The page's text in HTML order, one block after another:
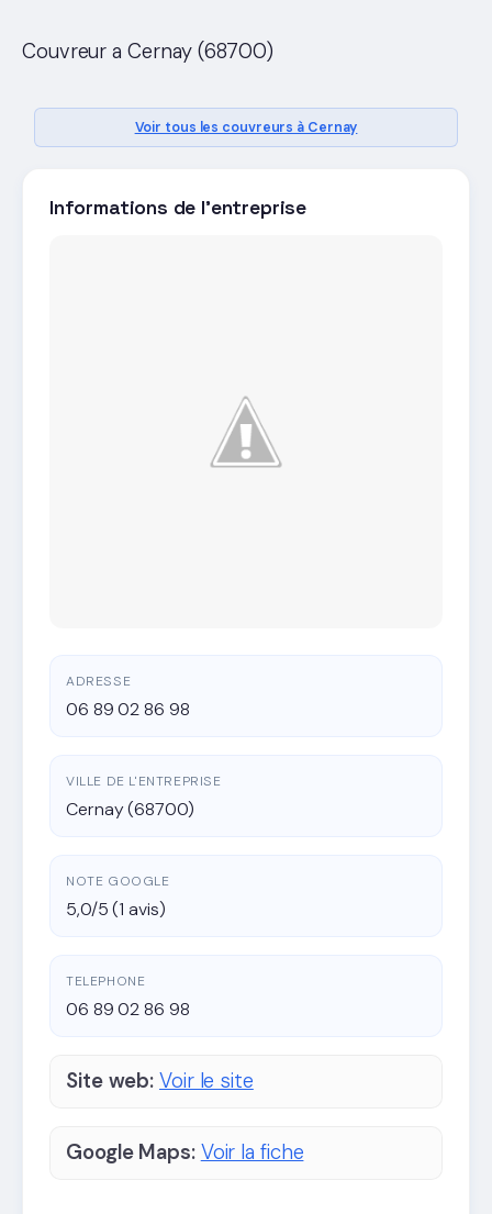
Couvreur a Cernay (68700)
Voir tous les couvreurs à Cernay
Informations de l'entreprise
ADRESSE
06 89 02 86 98
VILLE DE L'ENTREPRISE
Cernay (68700)
NOTE GOOGLE
5,0/5 (1 avis)
TELEPHONE
06 89 02 86 98
Site web: Voir le site
Google Maps: Voir la fiche